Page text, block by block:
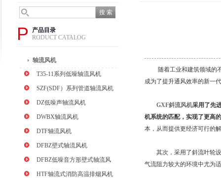
P
产品目录
RODUCT CATALOG
轴流风机
T35-11系列低噪轴流风机
SZF(SDF）系列管道轴流风机
DZ低噪声轴流风机
DWBX轴流风机
DTF轴流风机
DFBZ壁式轴流风机
DFBZ低噪音方形壁式轴流风
机
HTF轴流式消防高温排烟风机
随着工业和建筑领域的不
成为了提升通风效率的新一
GXF斜流风机采用了先
机系统的匹配，实现了更高
本，从而提供更经济可行的
其次，采用了斜流叶轮设
气流阻力较大的环境中尤为